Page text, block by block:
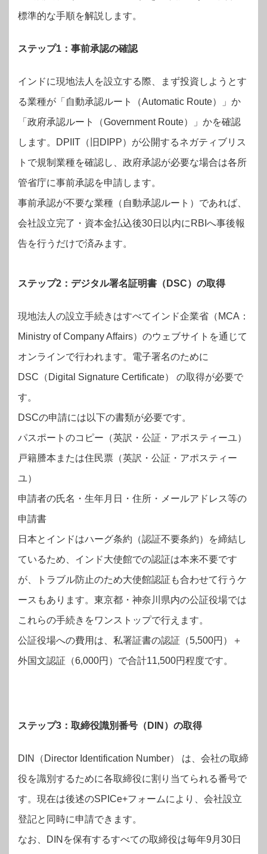
標準的な手順を解説します。
ステップ1：事前承認の確認
インドに現地法人を設立する際、まず投資しようとす
る業種が「自動承認ルート（Automatic Route）」か
「政府承認ルート（Government Route）」かを確認
します。DPIIT（旧DIPP）が公開するネガティブリス
トで規制業種を確認し、政府承認が必要な場合は各所
管省庁に事前承認を申請します。
事前承認が不要な業種（自動承認ルート）であれば、
会社設立完了・資本金払込後30日以内にRBIへ事後報
告を行うだけで済みます。
ステップ2：デジタル署名証明書（DSC）の取得
現地法人の設立手続きはすべてインド企業省（MCA：
Ministry of Company Affairs）のウェブサイトを通じて
オンラインで行われます。電子署名のために
DSC（Digital Signature Certificate） の取得が必要で
す。
DSCの申請には以下の書類が必要です。
パスポートのコピー（英訳・公証・アポスティーユ）
戸籍謄本または住民票（英訳・公証・アポスティー
ユ）
申請者の氏名・生年月日・住所・メールアドレス等の
申請書
日本とインドはハーグ条約（認証不要条約）を締結し
ているため、インド大使館での認証は本来不要です
が、トラブル防止のため大使館認証も合わせて行うケ
ースもあります。東京都・神奈川県内の公証役場では
これらの手続きをワンストップで行えます。
公証役場への費用は、私署証書の認証（5,500円）＋
外国文認証（6,000円）で合計11,500円程度です。
ステップ3：取締役識別番号（DIN）の取得
DIN（Director Identification Number） は、会社の取締
役を識別するために各取締役に割り当てられる番号で
す。現在は後述のSPICe+フォームにより、会社設立
登記と同時に申請できます。
なお、DINを保有するすべての取締役は毎年9月30日